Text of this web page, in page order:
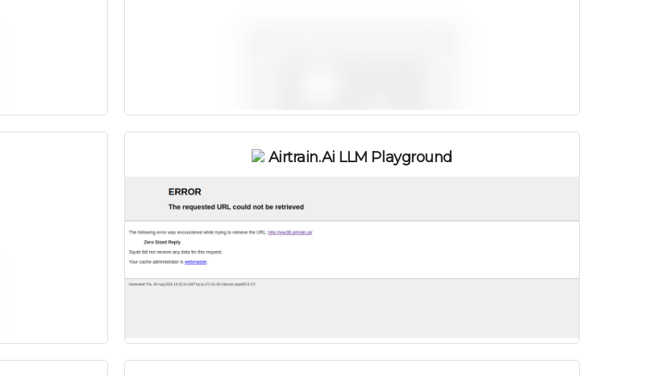
Airtrain.ai LLM Playground